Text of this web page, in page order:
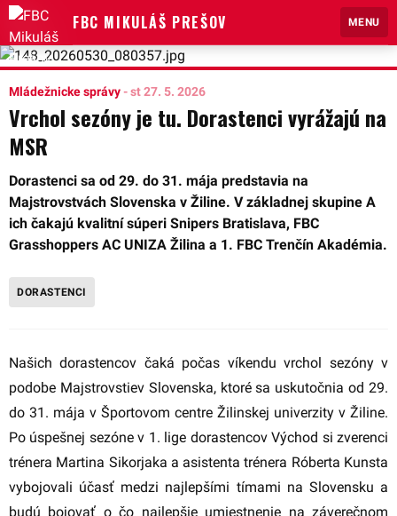
FBC MIKULÁŠ PREŠOV MENU
Mládežnicke správy-st 27. 5. 2026
Vrchol sezóny je tu. Dorastenci vyrážajú na
MSR
Dorastenci sa od 29. do 31. mája predstavia na
Majstrovstvách Slovenska v Žiline. V základnej skupine A
ich čakajú kvalitní súperi Snipers Bratislava, FBC
Grasshoppers AC UNIZA Žilina a 1. FBC Trenčín Akadémia.
DORASTENCI
Našich dorastencov čaká počas víkendu vrchol sezóny v
podobe Majstrovstiev Slovenska, ktoré sa uskutočnia od 29.
do 31. mája v Športovom centre Žilinskej univerzity v Žiline.
Po úspešnej sezóne v 1. lige dorastencov Východ si zverenci
trénera Martina Sikorjaka a asistenta trénera Róberta Kunsta
vybojovali účasť medzi najlepšími tímami na Slovensku a
budú bojovať o čo najlepšie umiestnenie na záverečnom